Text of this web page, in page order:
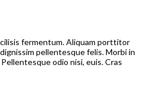
fermentum. Aliquam porttitor
pellentesque felis. Morbi in
odio nisi, euis. Cras